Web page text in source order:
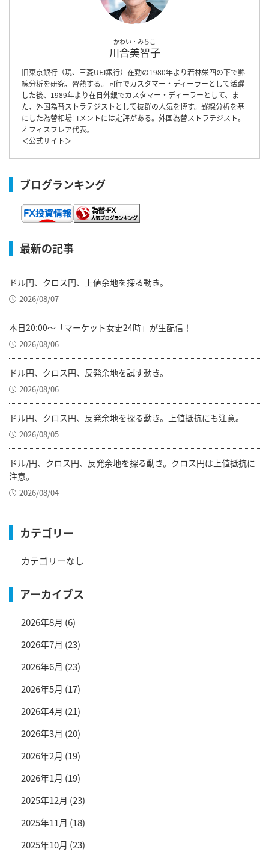
かわい・みちこ
川合美智子
旧東京銀行（現、三菱UFJ銀行）在勤の1980年より若林栄四の下で罫
線分析を研究、習熟する。同行でカスタマー・ディーラーとして活躍
した後、1989年より在日外銀でカスタマー・ディーラーとして、ま
た、外国為替ストラテジストとして抜群の人気を博す。罫線分析を基
にした為替相場コメントには定評がある。外国為替ストラテジスト。
オフィスフレア代表。
＜公式サイト＞
ブログランキング
最新の記事
ドル円、クロス円、上値余地を探る動き。
2026/08/07
本日20:00～「マーケット女史24時」が生配信！
2026/08/06
ドル円、クロス円、反発余地を試す動き。
2026/08/06
ドル円、クロス円、反発余地を探る動き。上値抵抗にも注意。
2026/08/05
ドル/円、クロス円、反発余地を探る動き。クロス円は上値抵抗に
注意。
2026/08/04
カテゴリー
カテゴリーなし
アーカイブス
2026年8月 (6)
2026年7月 (23)
2026年6月 (23)
2026年5月 (17)
2026年4月 (21)
2026年3月 (20)
2026年2月 (19)
2026年1月 (19)
2025年12月 (23)
2025年11月 (18)
2025年10月 (23)